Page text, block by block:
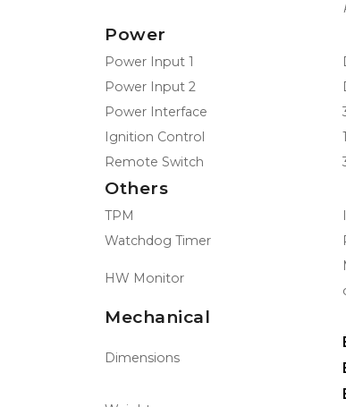
Power
Power Input 1
Power Input 2
Power Interface
Ignition Control
Remote Switch
Others
TPM
Watchdog Timer
HW Monitor
Mechanical
Dimensions